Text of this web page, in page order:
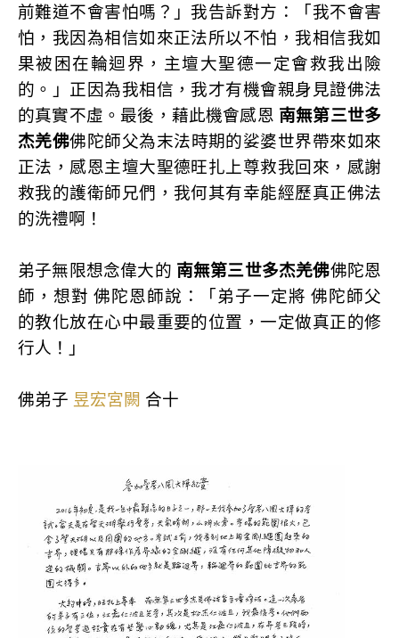
前難道不會害怕嗎？」我告訴對方：「我不會害
怕，我因為相信如來正法所以不怕，我相信我如
果被困在輪迴界，主壇大聖德一定會救我出險
的。」正因為我相信，我才有機會親身見證佛法
的真實不虛。最後，藉此機會感恩 南無第三世多
杰羌佛佛陀師父為末法時期的娑婆世界帶來如來
正法，感恩主壇大聖德旺扎上尊救我回來，感謝
救我的護衛師兄們，我何其有幸能經歷真正佛法
的洗禮啊！
弟子無限想念偉大的 南無第三世多杰羌佛佛陀恩
師，想對 佛陀恩師說：「弟子一定將 佛陀師父
的教化放在心中最重要的位置，一定做真正的修
行人！」
佛弟子 昱宏宮闕 合十